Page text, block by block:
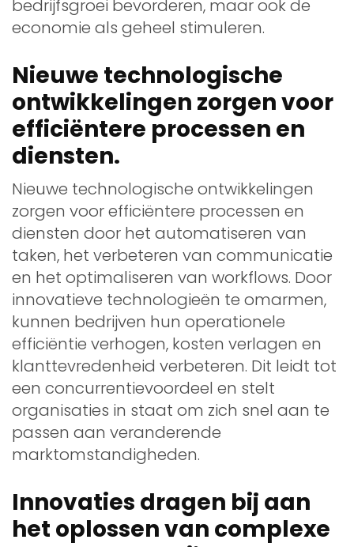
bedrijfsgroei bevorderen, maar ook de
economie als geheel stimuleren.
Nieuwe technologische
ontwikkelingen zorgen voor
efficiëntere processen en
diensten.
Nieuwe technologische ontwikkelingen
zorgen voor efficiëntere processen en
diensten door het automatiseren van
taken, het verbeteren van communicatie
en het optimaliseren van workflows. Door
innovatieve technologieën te omarmen,
kunnen bedrijven hun operationele
efficiëntie verhogen, kosten verlagen en
klanttevredenheid verbeteren. Dit leidt tot
een concurrentievoordeel en stelt
organisaties in staat om zich snel aan te
passen aan veranderende
marktomstandigheden.
Innovaties dragen bij aan
het oplossen van complexe